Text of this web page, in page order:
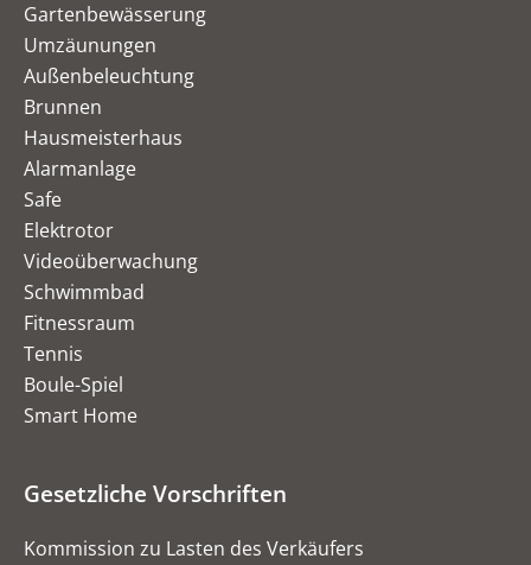
Gartenbewässerung
Umzäunungen
Außenbeleuchtung
Brunnen
Hausmeisterhaus
Alarmanlage
Safe
Elektrotor
Videoüberwachung
Schwimmbad
Fitnessraum
Tennis
Boule-Spiel
Smart Home
Gesetzliche Vorschriften
Kommission zu Lasten des Verkäufers